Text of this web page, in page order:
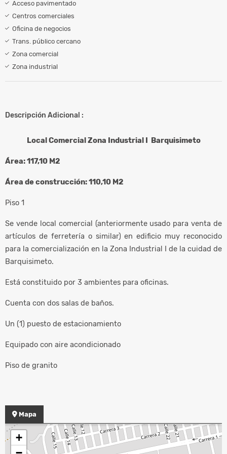
Acceso pavimentado
Centros comerciales
Oficina de negocios
Trans. público cercano
Zona comercial
Zona industrial
Descripción Adicional :
Local Comercial Zona Industrial I Barquisimeto
Área: 117,10 M2
Área de construcción: 110,10 M2
Piso 1
Se vende local comercial (anteriormente usado para venta de
artículos de ferretería o similar) en edificio muy reconocido
para la comercialización en la Zona Industrial I de la cuidad de
Barquisimeto.
Está constituido por 3 ambientes para oficinas.
Cuenta con dos salas de baños.
Un (1) puesto de estacionamiento
Equipado con aire acondicionado
Piso de granito
Mapa
+